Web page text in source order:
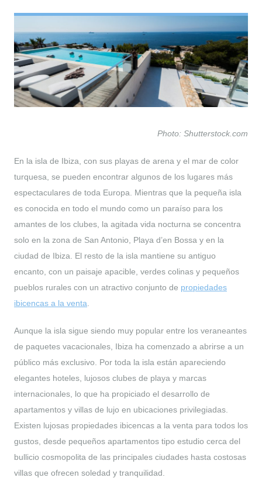
Photo: Shutterstock.com
En la isla de Ibiza, con sus playas de arena y el mar de color
turquesa, se pueden encontrar algunos de los lugares más
espectaculares de toda Europa. Mientras que la pequeña isla
es conocida en todo el mundo como un paraíso para los
amantes de los clubes, la agitada vida nocturna se concentra
solo en la zona de San Antonio, Playa d’en Bossa y en la
ciudad de Ibiza. El resto de la isla mantiene su antiguo
encanto, con un paisaje apacible, verdes colinas y pequeños
pueblos rurales con un atractivo conjunto de propiedades
ibicencas a la venta
Aunque la isla sigue siendo muy popular entre los veraneantes
de paquetes vacacionales, Ibiza ha comenzado a abrirse a un
público más exclusivo. Por toda la isla están apareciendo
elegantes hoteles, lujosos clubes de playa y marcas
internacionales, lo que ha propiciado el desarrollo de
apartamentos y villas de lujo en ubicaciones privilegiadas.
Existen lujosas propiedades ibicencas a la venta para todos los
gustos, desde pequeños apartamentos tipo estudio cerca del
bullicio cosmopolita de las principales ciudades hasta costosas
villas que ofrecen soledad y tranquilidad.